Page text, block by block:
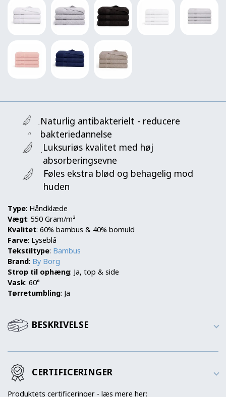
Naturlig antibakterielt - reducere
bakteriedannelse
Luksuriøs kvalitet med høj
absorberingsevne
Føles ekstra blød og behagelig mod
huden
Type: Håndklæde
Vægt: 550 Gram/m²
Kvalitet: 60% bambus & 40% bomuld
Farve: Lyseblå
Tekstiltype: Bambus
Brand: By Borg
Strop til ophæng: Ja, top & side
Vask: 60°
Tørretumbling: Ja
BESKRIVELSE
CERTIFICERINGER
Produktets certificeringer - læs mere her: